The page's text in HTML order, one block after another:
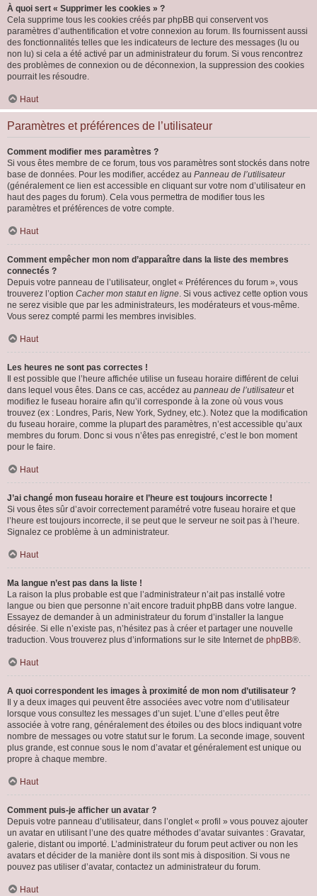
À quoi sert « Supprimer les cookies » ?
Cela supprime tous les cookies créés par phpBB qui conservent vos
paramètres d’authentification et votre connexion au forum. Ils fournissent aussi
des fonctionnalités telles que les indicateurs de lecture des messages (lu ou
non lu) si cela a été activé par un administrateur du forum. Si vous rencontrez
des problèmes de connexion ou de déconnexion, la suppression des cookies
pourrait les résoudre.
Haut
Paramètres et préférences de l’utilisateur
Comment modifier mes paramètres ?
Si vous êtes membre de ce forum, tous vos paramètres sont stockés dans notre
base de données. Pour les modifier, accédez au Panneau de l’utilisateur
(généralement ce lien est accessible en cliquant sur votre nom d’utilisateur en
haut des pages du forum). Cela vous permettra de modifier tous les
paramètres et préférences de votre compte.
Haut
Comment empêcher mon nom d’apparaître dans la liste des membres
connectés ?
Depuis votre panneau de l’utilisateur, onglet « Préférences du forum », vous
trouverez l’option Cacher mon statut en ligne. Si vous activez cette option vous
ne serez visible que par les administrateurs, les modérateurs et vous-même.
Vous serez compté parmi les membres invisibles.
Haut
Les heures ne sont pas correctes !
Il est possible que l’heure affichée utilise un fuseau horaire différent de celui
dans lequel vous êtes. Dans ce cas, accédez au panneau de l’utilisateuret
modifiez le fuseau horaire afin qu’il corresponde à la zone où vous vous
trouvez (ex : Londres, Paris, New York, Sydney, etc.). Notez que la modification
du fuseau horaire, comme la plupart des paramètres, n’est accessible qu’aux
membres du forum. Donc si vous n’êtes pas enregistré, c’est le bon moment
pour le faire.
Haut
J’ai changé mon fuseau horaire et l’heure est toujours incorrecte !
Si vous êtes sûr d’avoir correctement paramétré votre fuseau horaire et que
l’heure est toujours incorrecte, il se peut que le serveur ne soit pas à l’heure.
Signalez ce problème à un administrateur.
Haut
Ma langue n’est pas dans la liste !
La raison la plus probable est que l’administrateur n’ait pas installé votre
langue ou bien que personne n’ait encore traduit phpBB dans votre langue.
Essayez de demander à un administrateur du forum d’installer la langue
désirée. Si elle n’existe pas, n’hésitez pas à créer et partager une nouvelle
traduction. Vous trouverez plus d’informations sur le site Internet de phpBB®.
Haut
A quoi correspondent les images à proximité de mon nom d’utilisateur ?
Il y a deux images qui peuvent être associées avec votre nom d’utilisateur
lorsque vous consultez les messages d’un sujet. L’une d’elles peut être
associée à votre rang, généralement des étoiles ou des blocs indiquant votre
nombre de messages ou votre statut sur le forum. La seconde image, souvent
plus grande, est connue sous le nom d’avatar et généralement est unique ou
propre à chaque membre.
Haut
Comment puis-je afficher un avatar ?
Depuis votre panneau d’utilisateur, dans l’onglet « profil » vous pouvez ajouter
un avatar en utilisant l’une des quatre méthodes d’avatar suivantes : Gravatar,
galerie, distant ou importé. L’administrateur du forum peut activer ou non les
avatars et décider de la manière dont ils sont mis à disposition. Si vous ne
pouvez pas utiliser d’avatar, contactez un administrateur du forum.
Haut